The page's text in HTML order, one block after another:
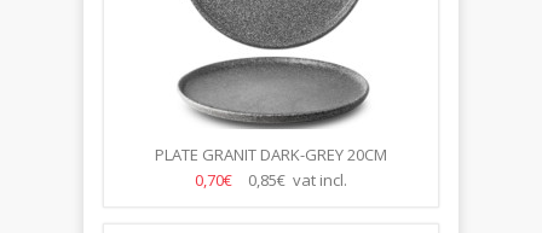
PLATE GRANIT DARK-GREY 20CM
0,70€
0,85€ vat incl.